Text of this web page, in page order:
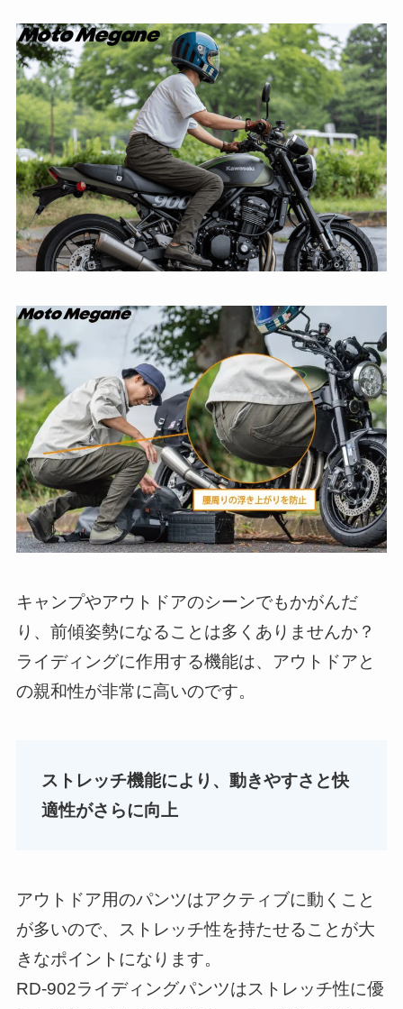
キャンプやアウトドアのシーンでもかがんだ
り、前傾姿勢になることは多くありませんか？
ライディングに作用する機能は、アウトドアと
の親和性が非常に高いのです。
ストレッチ機能により、動きやすさと快
適性がさらに向上
アウトドア用のパンツはアクティブに動くこと
が多いので、ストレッチ性を持たせることが大
きなポイントになります。
RD-902ライディングパンツはストレッチ性に優